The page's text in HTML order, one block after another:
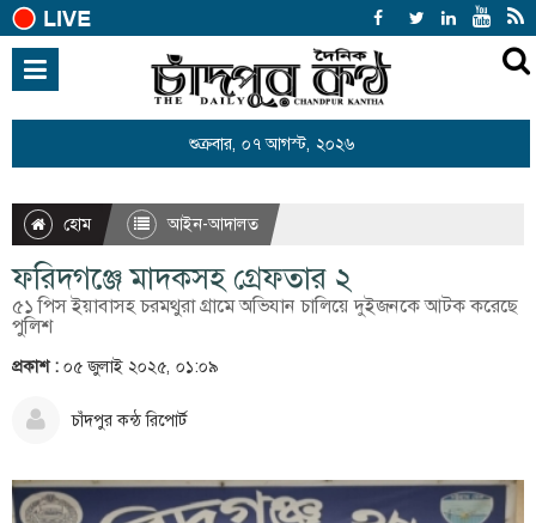
শুক্রবার, ০৭ আগস্ট, ২০২৬
হোম
জাতীয়
আন্তর্জাতিক
রাজনীতি
খেলাধুলা
বিনোদন
সারাদেশ
হোম আইন-আদালত
ফরিদগঞ্জে মাদকসহ গ্রেফতার ২
৫১ পিস ইয়াবাসহ চরমথুরা গ্রামে অভিযান চালিয়ে দুইজনকে আটক করেছে
পুলিশ
প্রকাশ : ০৫ জুলাই ২০২৫, ০১:০৯
চাঁদপুর কন্ঠ রিপোর্ট